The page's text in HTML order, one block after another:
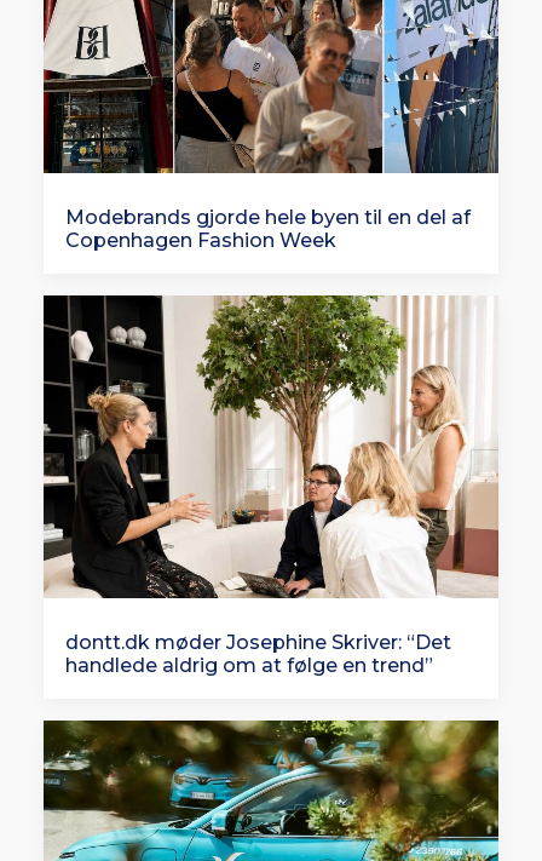
Modebrands gjorde hele byen til en del af
Copenhagen Fashion Week
dontt.dk møder Josephine Skriver: “Det
handlede aldrig om at følge en trend”